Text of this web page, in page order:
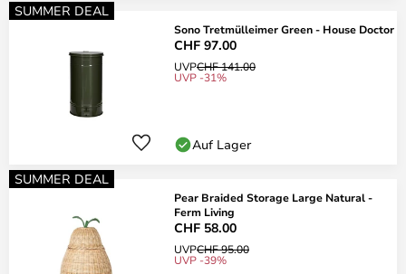
SUMMER DEAL
Sono Tretmülleimer Green - House Doctor
CHF 97.00
UVPCHF 141.00
UVP -31%
Auf Lager
SUMMER DEAL
Pear Braided Storage Large Natural -
Ferm Living
CHF 58.00
UVPCHF 95.00
UVP -39%